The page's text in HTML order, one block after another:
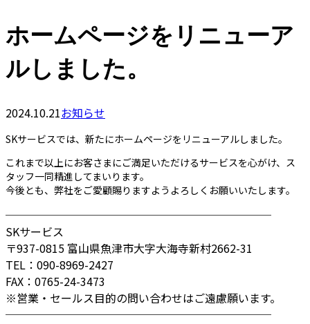
ホームページをリニューア
ルしました。
2024.10.21お知らせ
SKサービスでは、新たにホームページをリニューアルしました。
これまで以上にお客さまにご満足いただけるサービスを心がけ、ス
タッフ一同精進してまいります。
今後とも、弊社をご愛顧賜りますようよろしくお願いいたします。
────────────────────────
SKサービス
〒937-0815 富山県魚津市大字大海寺新村2662-31
TEL：090-8969-2427
FAX：0765-24-3473
※営業・セールス目的の問い合わせはご遠慮願います。
────────────────────────